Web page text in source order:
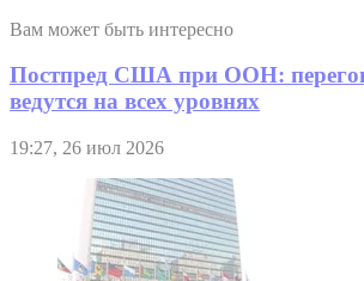
Вам может быть интересно
Постпред США при ООН:
ведутся на всех уровнях
19:27, 26 июл 2026